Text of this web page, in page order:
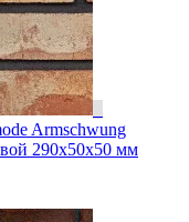
Armschwung
290x50x50 мм